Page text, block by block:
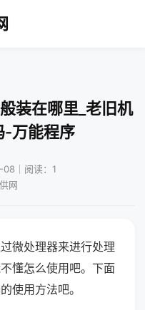
装在哪里_老旧机
-万能程序
｜阅读：1
网
微处理器来进行处理
懂怎么使用吧。下面
使用方法吧。